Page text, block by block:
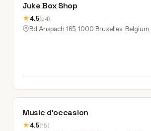
Juke Box Shop
★4.5(54)
Bd Anspach 165, 1000 Bruxelles, Belgium
Music d'occasion
★4.5(15)